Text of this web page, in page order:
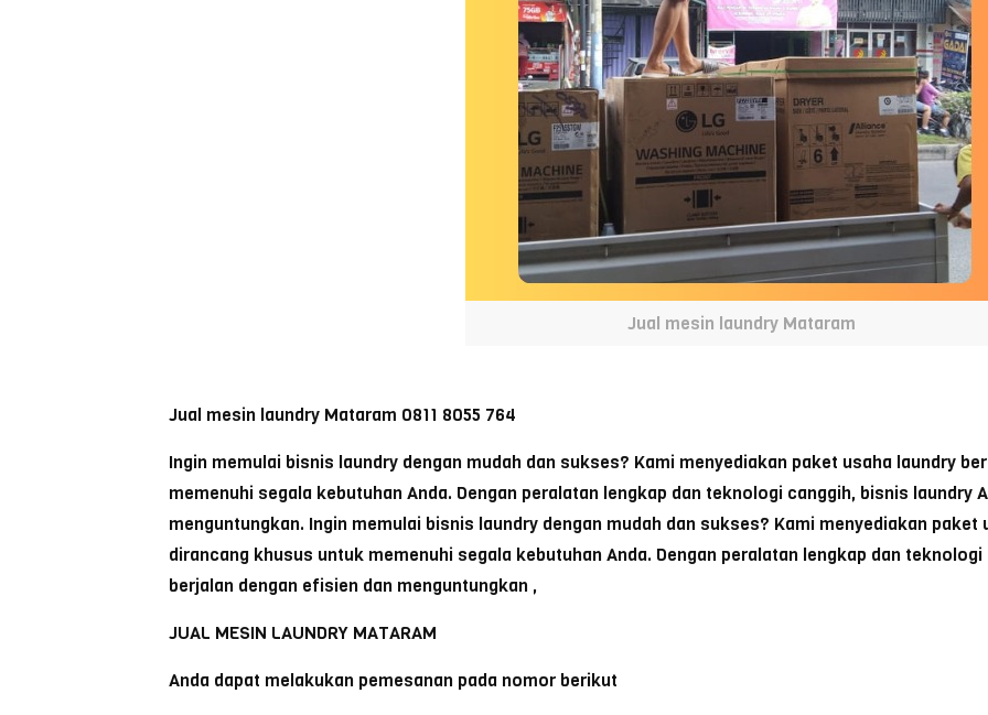
Jual mesin laundry Mataram
Jual mesin laundry Mataram 0811 8055 764
Ingin memulai bisnis laundry dengan mudah dan sukses? Kami menyediakan paket usaha laundry
memenuhi segala kebutuhan Anda. Dengan peralatan lengkap dan teknologi canggih, bisnis laundry
menguntungkan. Ingin memulai bisnis laundry dengan mudah dan sukses? Kami menyediakan
dirancang khusus untuk memenuhi segala kebutuhan Anda. Dengan peralatan lengkap dan
berjalan dengan efisien dan menguntungkan ,
JUAL MESIN LAUNDRY MATARAM
Anda dapat melakukan pemesanan pada nomor berikut